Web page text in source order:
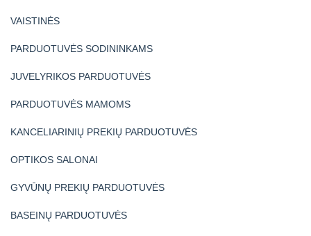
VAISTINĖS
PARDUOTUVĖS SODININKAMS
JUVELYRIKOS PARDUOTUVĖS
PARDUOTUVĖS MAMOMS
KANCELIARINIŲ PREKIŲ PARDUOTUVĖS
OPTIKOS SALONAI
GYVŪNŲ PREKIŲ PARDUOTUVĖS
BASEINŲ PARDUOTUVĖS